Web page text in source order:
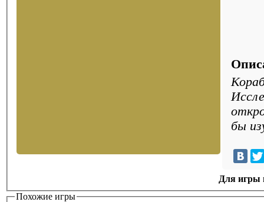
бы
Для игры
Похожие игры